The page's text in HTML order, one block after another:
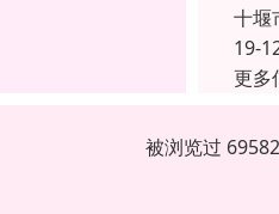
十堰
19-
更多
被浏览过